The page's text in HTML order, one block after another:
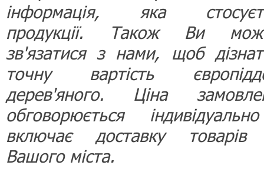
інформація, яка
продукції. Також Ви
зв'язатися з нами, щоб
точну вартість
дерев'яного. Ціна
обговорюється
включає доставку
Вашого міста.